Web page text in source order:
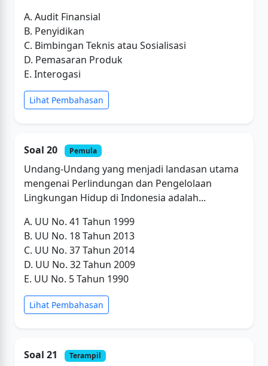
A. Audit Finansial
B. Penyidikan
C. Bimbingan Teknis atau Sosialisasi
D. Pemasaran Produk
E. Interogasi
Lihat Pembahasan
Soal 20 Pemula
Undang-Undang yang menjadi landasan utama
mengenai Perlindungan dan Pengelolaan
Lingkungan Hidup di Indonesia adalah...
A. UU No. 41 Tahun 1999
B. UU No. 18 Tahun 2013
C. UU No. 37 Tahun 2014
D. UU No. 32 Tahun 2009
E. UU No. 5 Tahun 1990
Lihat Pembahasan
Soal 21 Terampil